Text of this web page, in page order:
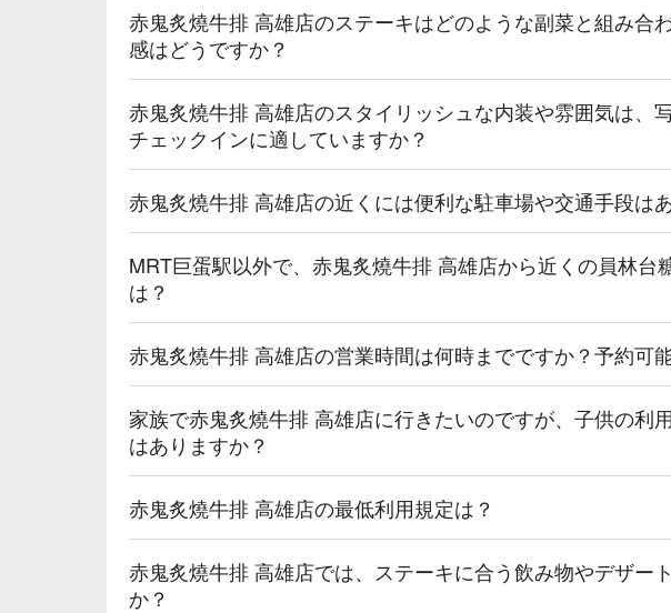
赤鬼炙燒牛排 高雄店のステーキはどのような副菜と組み合
感はどうですか？
赤鬼炙燒牛排 高雄店のスタイリッシュな内装や雰囲気は、
チェックインに適していますか？
赤鬼炙燒牛排 高雄店の近くには便利な駐車場や交通手段は
MRT巨蛋駅以外で、赤鬼炙燒牛排 高雄店から近くの員林台
は？
赤鬼炙燒牛排 高雄店の営業時間は何時までですか？予約可
家族で赤鬼炙燒牛排 高雄店に行きたいのですが、子供の利
はありますか？
赤鬼炙燒牛排 高雄店の最低利用規定は？
赤鬼炙燒牛排 高雄店では、ステーキに合う飲み物やデザー
か？